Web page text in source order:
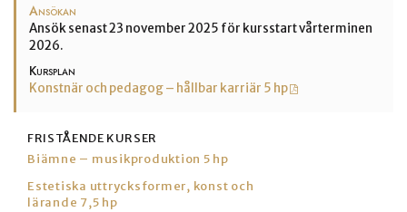
Ansökan
Ansök senast 23 november 2025 för kursstart vårterminen
2026.
Kursplan
Konstnär och pedagog – hållbar karriär 5 hp
FRISTÅENDE KURSER
Biämne – musikproduktion 5 hp
Estetiska uttrycksformer, konst och
lärande 7,5 hp